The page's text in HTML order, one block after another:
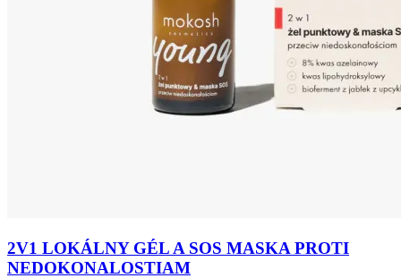
2V1 LOKÁLNY GÉL A SOS MASKA PROTI
NEDOKONALOSTIAM